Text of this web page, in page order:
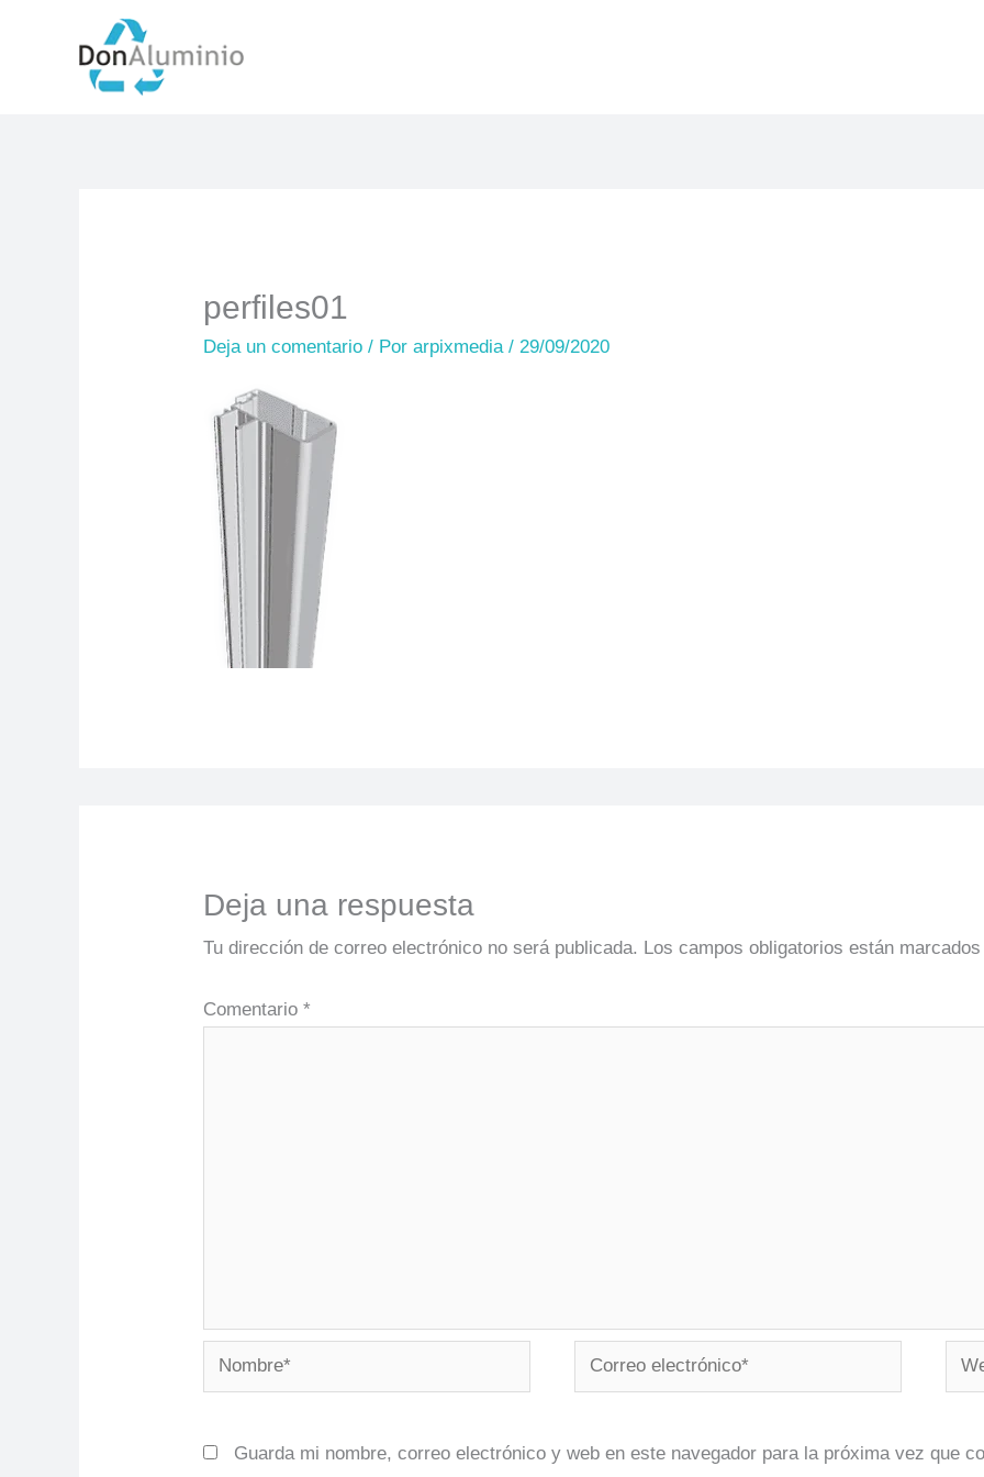
perfiles01
Deja un comentario / Porarpixmedia/29/09/2020
Deja una respuesta
Tu dirección de correo electrónico no será publicada. Los campos obligatorios están
Comentario*
Nombre*
Correo
electrónico*
Web
Guarda mi nombre, correo electrónico y web en este navegador para la próxima vez que